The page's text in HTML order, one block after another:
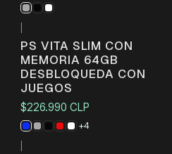
PS VITA SLIM CON
MEMORIA 64GB
DESBLOQUEDA CON
JUEGOS
$226.990 CLP
+4